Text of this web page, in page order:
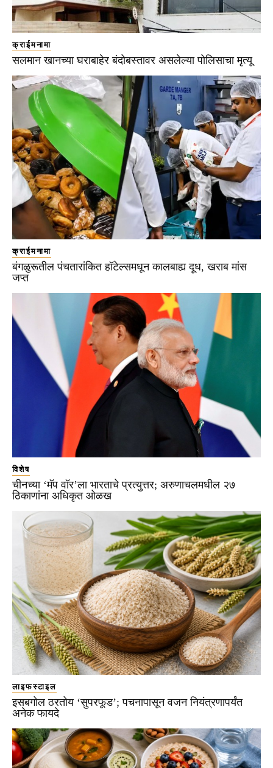
क्राईमनामा
सलमान खानच्या घराबाहेर बंदोबस्तावर असलेल्या पोलिसाचा मृत्यू
क्राईमनामा
बंगळुरूतील पंचतारांकित हॉटेल्समधून कालबाह्य दूध, खराब मांस
जप्त
विशेष
चीनच्या ‘मॅप वॉर’ला भारताचे प्रत्युत्तर; अरुणाचलमधील २७
ठिकाणांना अधिकृत ओळख
लाइफस्टाइल
इसबगोल ठरतोय ‘सुपरफूड’; पचनापासून वजन नियंत्रणापर्यंत
अनेक फायदे